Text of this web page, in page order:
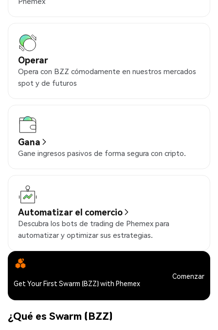
Operar
Opera con BZZ cómodamente en nuestros mercados
spot y de futuros
Gana
Gane ingresos pasivos de forma segura con cripto.
Automatizar el comercio
Descubra los bots de trading de Phemex para
automatizar y optimizar sus estrategias.
Get Your First Swarm (BZZ) with Phemex
Comenzar
¿Qué es Swarm (BZZ)